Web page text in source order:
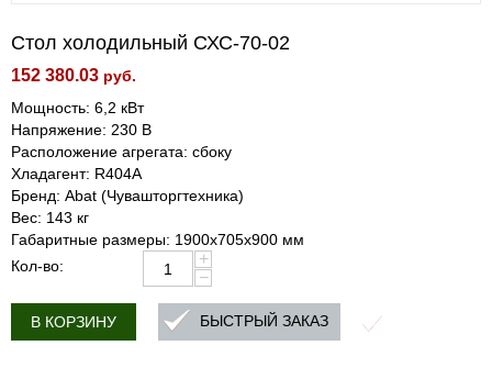
Стол холодильный СХС-70-02
152 380.03 руб.
Мощность: 6,2 кВт
Напряжение: 230 В
Расположение агрегата: сбоку
Хладагент: R404A
Бренд: Abat (Чувашторгтехника)
Вес: 143 кг
Габаритные размеры: 1900х705х900 мм
Кол-во:
+
−
В КОРЗИНУ БЫСТРЫЙ ЗАКАЗ